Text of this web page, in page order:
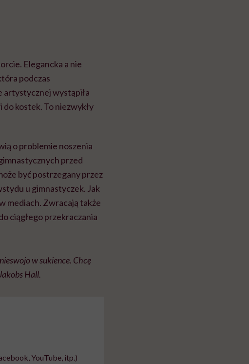
Elegancka a nie
podczas
artystycznej wystąpiła
do kostek. To niezwykły
o problemie noszenia
przed
być postrzegany przez
u gimnastyczek. Jak
mediach. Zwracają także
ciągłego przekraczania
w sukience. Chcę
Hall.
YouTube, itp.)